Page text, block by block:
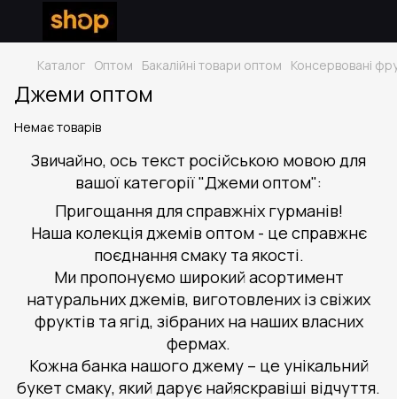
Каталог Оптом Бакалійні товари оптом Консервовані
Джеми оптом
Немає товарів
Звичайно, ось текст російською мовою для
вашої категорії "Джеми оптом":
Пригощання для справжніх гурманів!
Наша колекція джемів оптом - це справжнє
поєднання смаку та якості.
Ми пропонуємо широкий асортимент
натуральних джемів, виготовлених із свіжих
фруктів та ягід, зібраних на наших власних
фермах.
Кожна банка нашого джему – це унікальний
букет смаку, який дарує найяскравіші відчуття.